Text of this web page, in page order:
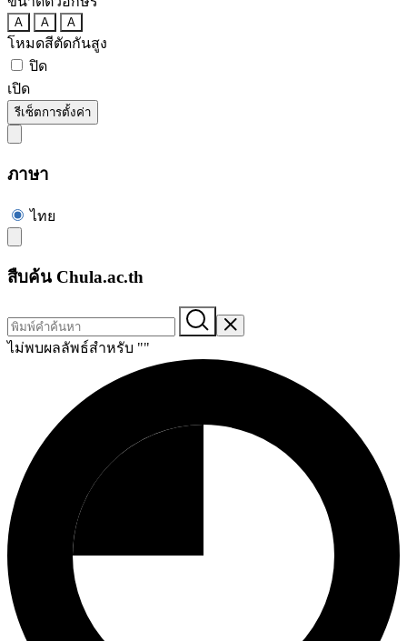
A A A
โหมดสีตัดกันสูง
ปิด
เปิด
รีเซ็ตการตั้งค่า
ภาษา
ไทย
สืบค้น Chula.ac.th
ไม่พบผลลัพธ์สำหรับ ""